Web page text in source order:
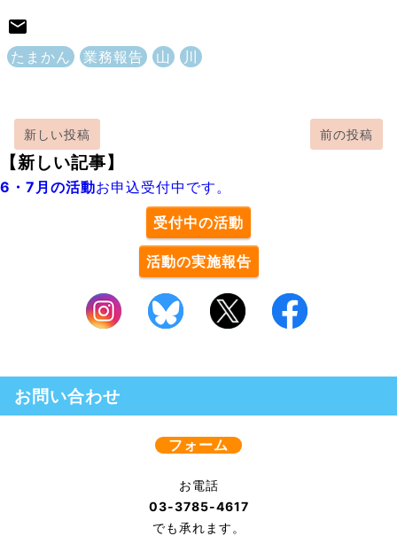
たまかん 業務報告 山 川
新しい投稿 前の投稿
【新しい記事】
6・7月の活動お申込受付中です。
受付中の活動
活動の実施報告
お問い合わせ
フォーム
お電話
03-3785-4617
でも承れます。